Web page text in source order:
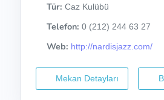
Tür: Caz Kulübü
Telefon: 0 (212) 244 63 27
Web: http://nardisjazz.com/
Mekan Detayları